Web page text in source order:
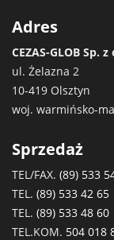
Adres
CEZAS-GLOB Sp. z
ul. Żelazna 2
10-419 Olsztyn
woj. warmińsko-
Sprzedaż
TEL/FAX. (89) 533
TEL. (89) 533 42 65
TEL. (89) 533 48 60
TEL.KOM. 504 018